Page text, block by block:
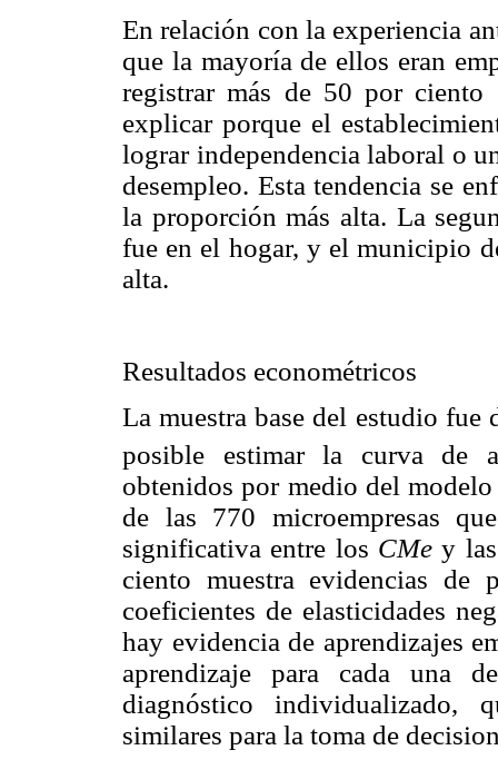
En relación con la experiencia
que la mayoría de ellos eran
registrar más de 50 por
explicar porque el
lograr independencia laboral o
desempleo. Esta tendencia se
la proporción más alta. La
fue en el hogar, y el municipio
alta.
Resultados econométricos
La muestra base del estudio fue
posible estimar la curva de
obtenidos por medio del
de las 770 microempresas
significativa entre los CMe y
ciento muestra evidencias de
coeficientes de elasticidades
hay evidencia de aprendizajes
aprendizaje para cada una
diagnóstico individualizado,
similares para la toma de